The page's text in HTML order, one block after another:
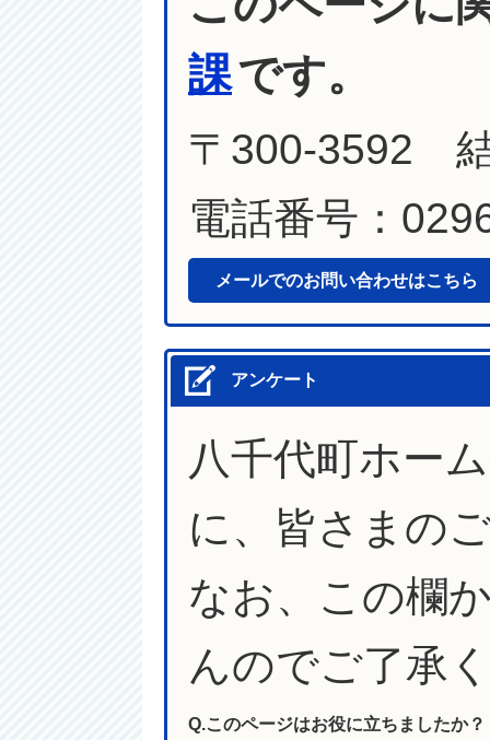
課です。
〒300-3592
電話番号：
メールでのお問い合わせはこちら
アンケート
八千代町ホー
に、皆さまの
なお、この欄
んのでご了承
Q.このページはお役に立ちましたか？